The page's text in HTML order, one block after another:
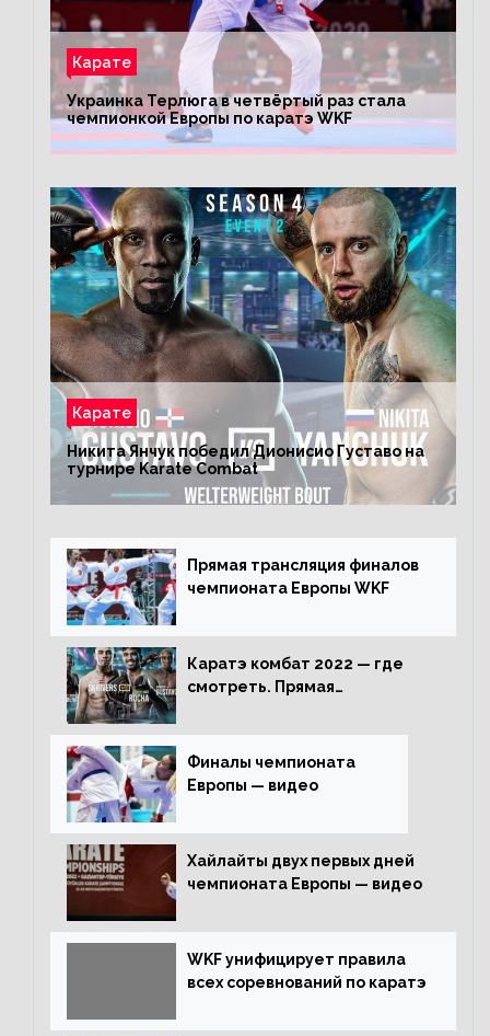
Карате
Украинка Терлюга в четвёртый раз стала
чемпионкой Европы по каратэ WKF
Карате
Никита Янчук победил Дионисио Густаво на
турнире Karate Combat
Прямая трансляция финалов
чемпионата Европы WKF
Каратэ комбат 2022 — где
смотреть. Прямая
Финалы чемпионата
Европы — видео
Хайлайты двух первых дней
чемпионата Европы — видео
WKF унифицирует правила
всех соревнований по каратэ